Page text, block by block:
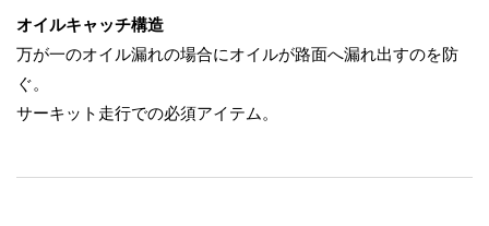
オイルキャッチ構造
万が一のオイル漏れの場合にオイルが路面へ漏れ出すのを防
ぐ。
サーキット走行での必須アイテム。